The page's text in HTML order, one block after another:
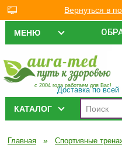
МЕНЮ
с 2004 года работаем для Вас!
Доставка по
КАТАЛОГ
Главная » Спортивные
Вернуться в